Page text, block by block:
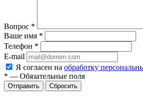
Вопрос *
Ваше имя *
Телефон *
E-mail
Я согласен на обработку
* — Обязательные поля
Сбросить